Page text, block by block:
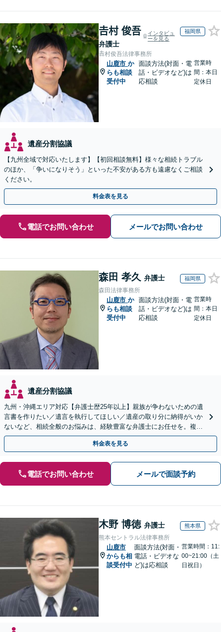
𠮷村 俊吾
弁護士
インタビュ
ーを見る
福岡県
𠮷村俊吾法律事務所
山鹿市 か
らも相談
受付中
面談方法(対面・電
話・ビデオなど)は
応相談
営業時
間：本日
定休日
遺産分割協議
【九州全域で対応いたします】【初回相談無料】様々な相続トラブル
のほか、「争いになりそう」といった不安がある方も遠慮なくご相談
ください。
料金表を見る
電話でお問い合わせ メールでお問い合わせ
森田 孝久 弁護士 福岡県
森田法律事務所
山鹿市 か
らも相談
受付中
面談方法(対面・電
話・ビデオなど)は
応相談
営業時
間：本日
定休日
遺産分割協議
九州・沖縄エリア対応【弁護士歴25年以上】親族が争わないための遺
言書を作りたい／遺言を執行してほしい／遺産の取り分に納得がいか
ないなど、相続全般のお悩みは、経験豊富な弁護士にお任せを。複雑
な問題も粘り強く対応し、解決に導きます。
料金表を見る
電話でお問い合わせ メールで面談予約
木野 博徳 弁護士 熊本県
熊本セントラル法律事務所
山鹿市
からも相
談受付中
面談方法(対面・
電話・ビデオな
ど)は応相談
営業時間：11:
00~21:00（土
日祝日）